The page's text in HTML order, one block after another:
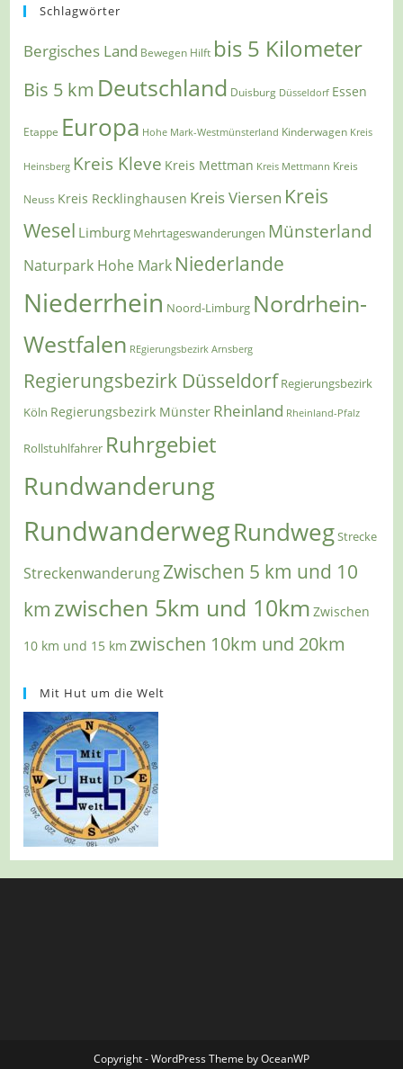
Schlagwörter
Bergisches Land Bewegen Hilft bis 5 Kilometer
Bis 5 km Deutschland Duisburg Düsseldorf Essen
Etappe Europa Hohe Mark-Westmünsterland Kinderwagen Kreis
Heinsberg Kreis Kleve Kreis Mettman Kreis Mettmann Kreis
Neuss Kreis Recklinghausen Kreis Viersen Kreis
Wesel Limburg Mehrtageswanderungen Münsterland
Naturpark Hohe Mark Niederlande
Niederrhein Noord-Limburg Nordrhein-
Westfalen REgierungsbezirk Arnsberg
Regierungsbezirk Düsseldorf Regierungsbezirk
Köln Regierungsbezirk Münster Rheinland Rheinland-Pfalz
Rollstuhlfahrer Ruhrgebiet
Rundwanderung
RundwanderwegRundwegStrecke
StreckenwanderungZwischen 5 km und 10
km zwischen 5km und 10km Zwischen
10 km und 15 km zwischen 10km und 20km
Mit Hut um die Welt
Copyright - WordPress Theme by OceanWP